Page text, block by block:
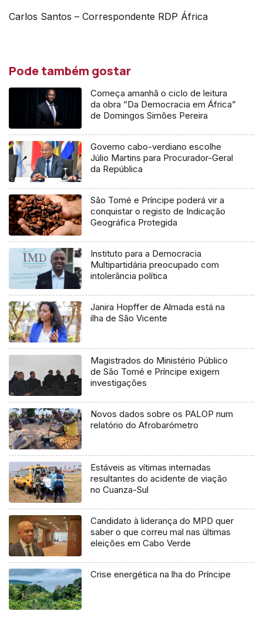
Carlos Santos – Correspondente RDP África
Pode também gostar
Começa amanhã o ciclo de leitura
da obra “Da Democracia em África”
de Domingos Simões Pereira
Governo cabo-verdiano escolhe
Júlio Martins para Procurador-Geral
da República
São Tomé e Príncipe poderá vir a
conquistar o registo de Indicação
Geográfica Protegida
Instituto para a Democracia
Multipartidária preocupado com
intolerância política
Janira Hopffer de Almada está na
ilha de São Vicente
Magistrados do Ministério Público
de São Tomé e Príncipe exigem
investigações
Novos dados sobre os PALOP num
relatório do Afrobarómetro
Estáveis as vítimas internadas
resultantes do acidente de viação
no Cuanza-Sul
Candidato à liderança do MPD quer
saber o que correu mal nas últimas
eleições em Cabo Verde
Crise energética na lha do Príncipe